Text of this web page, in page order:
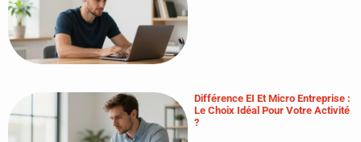
Différence EI Et Micro Entreprise :
Le Choix Idéal Pour Votre Activité
?